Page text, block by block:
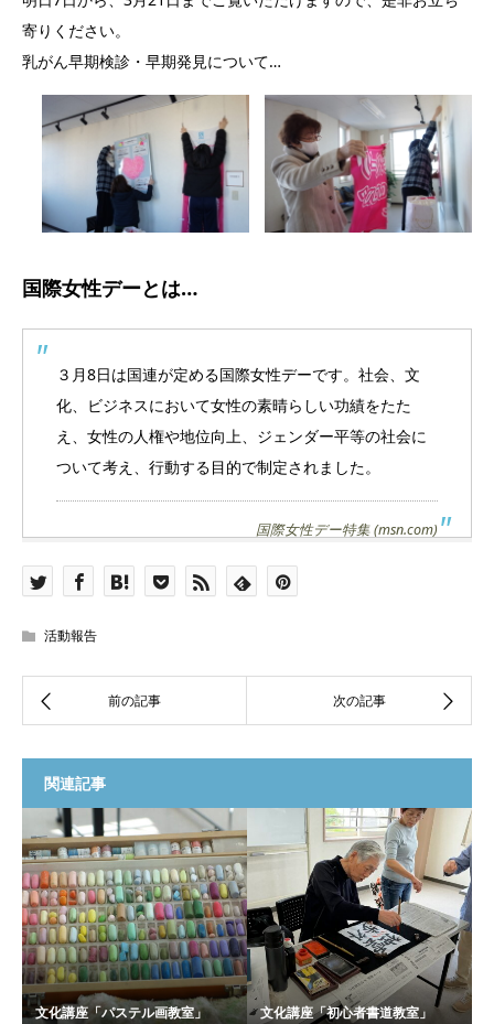
寄りください。
乳がん早期検診・早期発見について…
国際女性デーとは…
３月8日は国連が定める国際女性デーです。社会、文
化、ビジネスにおいて女性の素晴らしい功績をたた
え、女性の人権や地位向上、ジェンダー平等の社会に
ついて考え、行動する目的で制定されました。
国際女性デー特集 (msn.com)
活動報告
関連記事
文化講座「パステル画教室」 文化講座「初心者書道教室」